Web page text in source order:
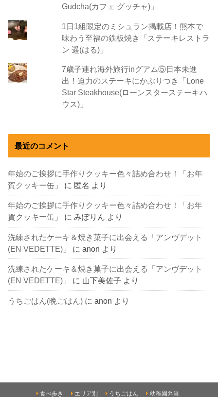
Gudcha(カフェ グッチャ)」
1日1組限定のミシュラン掲載店！熊本で
味わう至福の鉄板焼き「ステーキレストラ
ン 遥(はる)」
7歳子連れ海外旅行inグアム⑤日本未進
出！迫力のステーキにかぶりつき「Lone
Star Steakhouse(ローンスターステーキハ
ウス)」
最近のコメント
年始のご挨拶に手作りクッキー色々詰め合わせ！「お年
賀クッキー缶」
に 匿名 より
年始のご挨拶に手作りクッキー色々詰め合わせ！「お年
賀クッキー缶」
にみぽりん より
洗練されたケーキ＆焼き菓子に出会える「アンヴデット
(EN VEDETTE)」
にanon より
洗練されたケーキ＆焼き菓子に出会える「アンヴデット
(EN VEDETTE)」
に 山下美佐子 より
うちごはん(晩ごはん) にanon より
食べ歩き エリア別 うちごはん 幼稚園弁当